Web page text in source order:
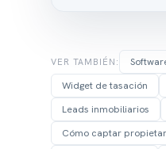
VER TAMBIÉN:
Widget de tasación
Leads inmobiliarios
Cómo captar